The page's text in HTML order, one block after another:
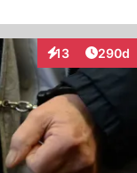
13
Interaktionen
290d